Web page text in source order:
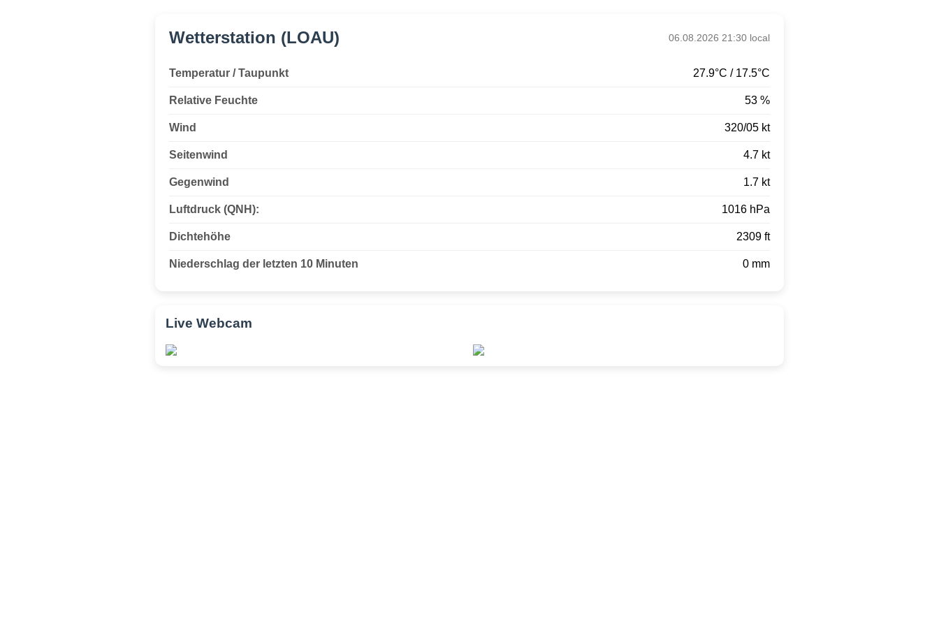
Wetterstation (LOAU) 06.08.2026 21:30 local
Temperatur / Taupunkt 27.9°C / 17.5°C
Relative Feuchte 53 %
Wind 320/05 kt
Seitenwind 4.7 kt
Gegenwind 1.7 kt
Luftdruck (QNH): 1016 hPa
Dichtehöhe 2309 ft
Niederschlag der letzten 10 Minuten 0 mm
Live Webcam